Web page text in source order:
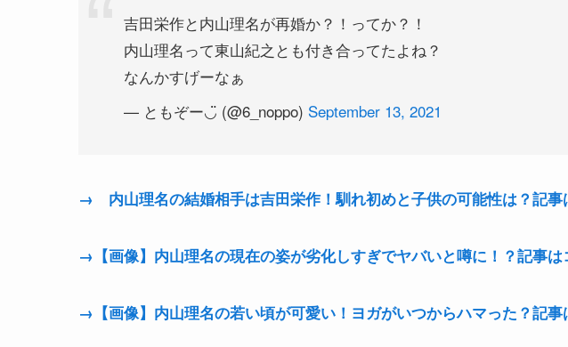
吉田栄作と内山理名が再婚か？！ってか？！
内山理名って東山紀之とも付き合ってたよね？
なんかすげーなぁ
— ともぞー◡̈ (@6_noppo) September 13, 2021
→ 内山理名の結婚相手は吉田栄作！馴れ初めと子供の可能性は？記事
→【画像】内山理名の現在の姿が劣化しすぎでヤバいと噂に！？記事は
→【画像】内山理名の若い頃が可愛い！ヨガがいつからハマった？記事